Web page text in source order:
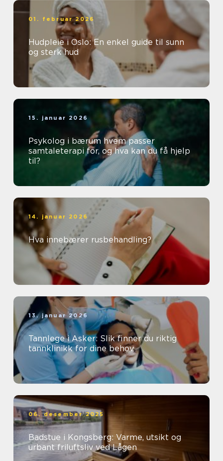
01. februar 2026
Hudpleie i Oslo: En enkel guide til sunn
og sterk hud
15. januar 2026
Psykolog i bærum hvem passer
samtaleterapi for, og hva kan du få hjelp
til?
14. januar 2026
Hva innebærer rusbehandling?
13. januar 2026
Tannlege i Asker: Slik finner du riktig
tannklinikk for dine behov
06. desember 2025
Badstue i Kongsberg: Varme, utsikt og
urbant friluftsliv ved Lågen